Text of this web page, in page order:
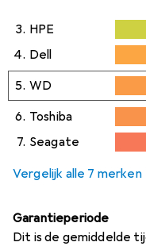
3. HPE
4. Dell
5. WD
6. Toshiba
7. Seagate
Vergelijk alle 7 merken
Garantieperiode
Dit is de gemiddelde